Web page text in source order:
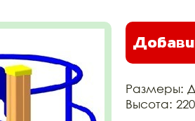
Размеры:
Высота: